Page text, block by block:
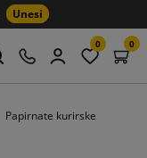
Unesi
0 0
Papirnate kurirske